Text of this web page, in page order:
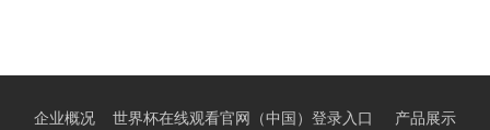
企业概况 世界杯在线观看官网（中国）登录入口
产品展示